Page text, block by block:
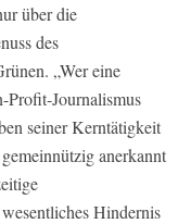
über die
des
„Wer eine
Profit-Journalismus
seiner Kerntätigkeit
anerkannt
Hindernis